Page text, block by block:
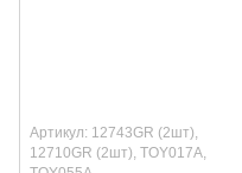
Артикул: 12743GR (2шт),
12710GR (2шт), TOY017A,